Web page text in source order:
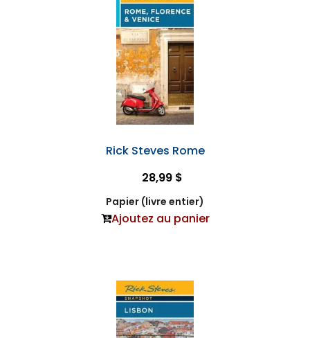
Rick Steves Rome
28,99 $
Papier (livre entier)
Ajoutez au panier